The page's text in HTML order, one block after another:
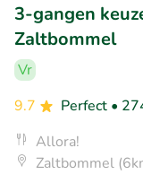
3-gangen
Zaltbommel
Vr
9.7
Perfect •
Allora!
Zaltbommel